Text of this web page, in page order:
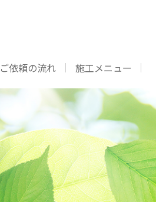
ご依頼の流れ 施工メニュー